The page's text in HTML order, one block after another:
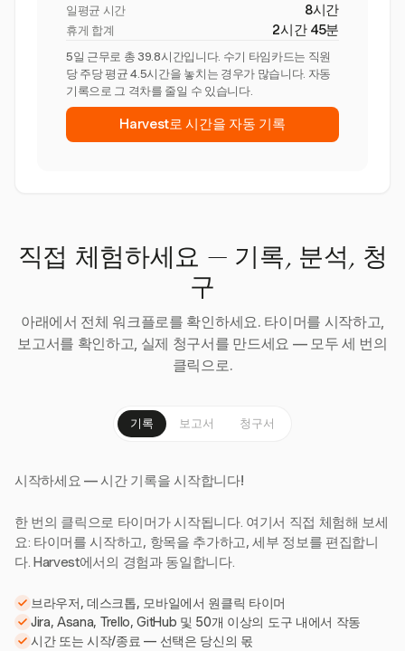
일평균 시간 8시간
휴게 합계 2시간 45분
5일 근무로 총 39.8시간입니다. 수기 타임카드는 직원
당 주당 평균 4.5시간을 놓치는 경우가 많습니다. 자동
기록으로 그 격차를 줄일 수 있습니다.
Harvest로 시간을 자동 기록
직접 체험하세요 — 기록, 분석, 청
구
아래에서 전체 워크플로를 확인하세요. 타이머를 시작하고,
보고서를 확인하고, 실제 청구서를 만드세요 — 모두 세 번의
클릭으로.
기록 보고서 청구서
시작하세요 — 시간 기록을 시작합니다!
한 번의 클릭으로 타이머가 시작됩니다. 여기서 직접 체험해 보세
요: 타이머를 시작하고, 항목을 추가하고, 세부 정보를 편집합니
다. Harvest에서의 경험과 동일합니다.
브라우저, 데스크톱, 모바일에서 원클릭 타이머
Jira, Asana, Trello, GitHub 및 50개 이상의 도구 내에서 작동
시간 또는 시작/종료 — 선택은 당신의 몫